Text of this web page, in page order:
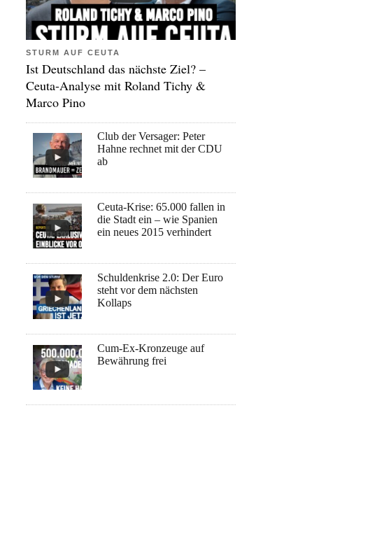
STURM AUF CEUTA
Ist Deutschland das nächste Ziel? –
Ceuta-Analyse mit Roland Tichy &
Marco Pino
Club der Versager: Peter
Hahne rechnet mit der CDU
ab
Ceuta-Krise: 65.000 fallen in
die Stadt ein – wie Spanien
ein neues 2015 verhindert
Schuldenkrise 2.0: Der Euro
steht vor dem nächsten
Kollaps
Cum-Ex-Kronzeuge auf
Bewährung frei